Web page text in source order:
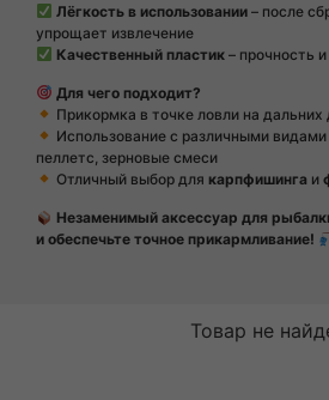
Лёгкость в использовании– после
упрощает извлечение
Качественный пластик– прочность
Для чего подходит?
Прикормка в точке ловли на дальних
Использование с различными видами
пеллетс, зерновые смеси
Отличный выбор для карпфишинга и
Незаменимый аксессуар для
и обеспечьте точное прикармливание!
Товар не